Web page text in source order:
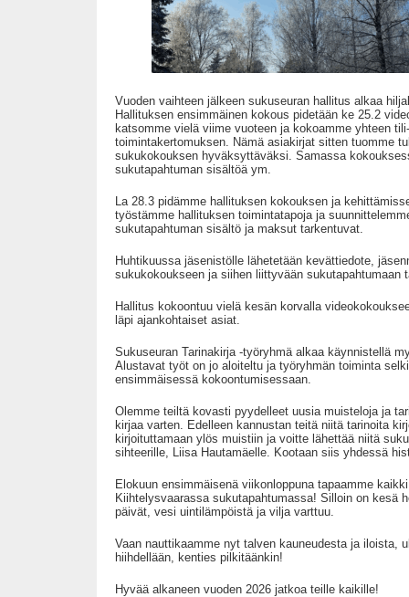
Vuoden vaihteen jälkeen sukuseuran hallitus alkaa
Hallituksen ensimmäinen kokous pidetään ke 25.2
katsomme vielä viime vuoteen ja kokoamme yhteen
toimintakertomuksen. Nämä asiakirjat sitten tuomme
sukukokouksen hyväksyttäväksi. Samassa
sukutapahtuman sisältöä ym.
La 28.3 pidämme hallituksen kokouksen ja
työstämme hallituksen toimintatapoja ja
sukutapahtuman sisältö ja maksut tarkentuvat.
Huhtikuussa jäsenistölle lähetetään kevättiedote,
sukukokoukseen ja siihen liittyvään sukutapahtumaan
Hallitus kokoontuu vielä kesän korvalla
läpi ajankohtaiset asiat.
Sukuseuran Tarinakirja -työryhmä alkaa käynnistellä
Alustavat työt on jo aloiteltu ja työryhmän toiminta
ensimmäisessä kokoontumisessaan.
Olemme teiltä kovasti pyydelleet uusia muisteloja ja
kirjaa varten. Edelleen kannustan teitä niitä tarinoita
kirjoituttamaan ylös muistiin ja voitte lähettää niitä
sihteerille, Liisa Hautamäelle. Kootaan siis yhdessä
Elokuun ensimmäisenä viikonloppuna tapaamme
Kiihtelysvaarassa sukutapahtumassa! Silloin on kesä
päivät, vesi uintilämpöistä ja vilja varttuu.
Vaan nauttikaamme nyt talven kauneudesta ja iloista,
hiihdellään, kenties pilkitäänkin!
Hyvää alkaneen vuoden 2026 jatkoa teille kaikille!